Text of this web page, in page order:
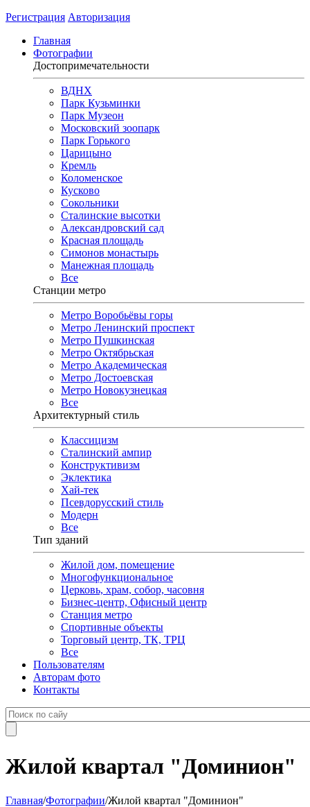
Регистрация Авторизация
Главная
Фотографии
Достопримечательности
ВДНХ
Парк Кузьминки
Парк Музеон
Московский зоопарк
Парк Горького
Царицыно
Кремль
Коломенское
Кусково
Сокольники
Сталинские высотки
Александровский сад
Красная площадь
Симонов монастырь
Манежная площадь
Все
Станции метро
Метро Воробьёвы горы
Метро Ленинский проспект
Метро Пушкинская
Метро Октябрьская
Метро Академическая
Метро Достоевская
Метро Новокузнецкая
Все
Архитектурный стиль
Классицизм
Сталинский ампир
Конструктивизм
Эклектика
Хай-тек
Псевдорусский стиль
Модерн
Все
Тип зданий
Жилой дом, помещение
Многофункциональное
Церковь, храм, собор, часовня
Бизнес-центр, Офисный центр
Станция метро
Спортивные объекты
Торговый центр, ТК, ТРЦ
Все
Пользователям
Авторам фото
Контакты
Жилой квартал "Доминион"
Главная/Фотографии/Жилой квартал "Доминион"